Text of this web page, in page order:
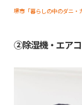
堺市「暮らしの中のダニ・
②除湿機・エアコ